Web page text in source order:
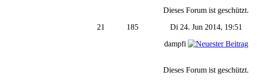
21 185
Dieses Forum ist geschützt.
Di 24. Jun 2014, 19:51
dampfi
Dieses Forum ist geschützt.